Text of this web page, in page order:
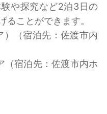
や探究など2泊3日の
ることができます。
）（宿泊先：佐渡市内
（宿泊先：佐渡市内ホ